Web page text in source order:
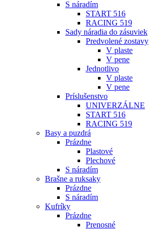
S náradím
START 516
RACING 519
Sady náradia do zásuviek
Predvolené zostavy
V plaste
V pene
Jednotlivo
V plaste
V pene
Príslušenstvo
UNIVERZÁLNE
START 516
RACING 519
Basy a puzdrá
Prázdne
Plastové
Plechové
S náradím
Brašne a ruksaky
Prázdne
S náradím
Kufríky
Prázdne
Prenosné